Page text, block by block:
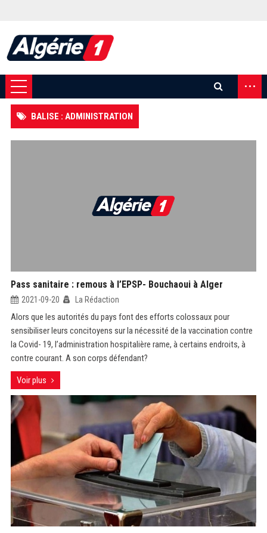
...
BALISE : ADMINISTRATION
Pass sanitaire : remous à l’EPSP- Bouchaoui à Alger
2021-09-20 La Rédaction
Alors que les autorités du pays font des efforts colossaux pour
sensibiliser leurs concitoyens sur la nécessité de la vaccination contre
la Covid- 19, l’administration hospitalière rame, à certains endroits, à
contre courant. A son corps défendant?
Voir plus